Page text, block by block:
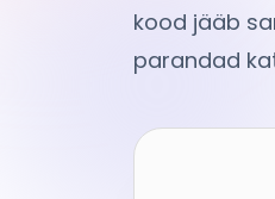
kood jääb
parandad